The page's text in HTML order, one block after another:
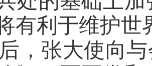
有利于维护世
，张大使向